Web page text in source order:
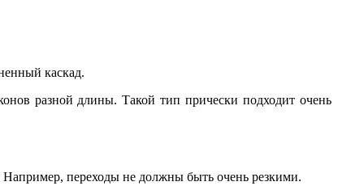
каскад.
разной длины. Такой тип прически подходит очень
Например, переходы не должны быть очень резкими.